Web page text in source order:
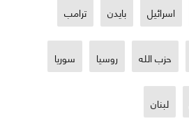
اسرائيل بايدن ترامب
حزب الله روسيا سوريا
لبنان